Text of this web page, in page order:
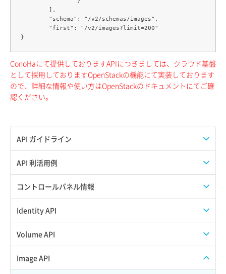
API ガイドライン
APIのご利用について
API 利活用例
APIでAPIサブユーザーを作成する
APIでVPSにISOイメージを挿入する
APIでVPSを作成する
コントロールパネル情報
APIユーザーを作成する
API情報を確認する
Identity API
Credential一覧取得
Credential作成
Volume API
スナップショット一覧取得
Image API
ConoHaにて提供しておりますAPIにつきましては、クラウド基盤
として採用しておりますOpenStackの機能にて実装しております
ので、詳細な情報や使い方はOpenStackのドキュメントにてご確
認ください。